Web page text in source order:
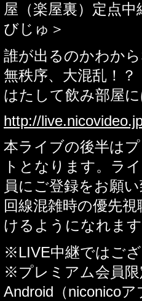
屋（楽屋裏）定点
びじゅ＞
誰が出るのかわか
無秩序、大混乱！？
はたして飲み部屋
http://
本ライブの後半は
トとなります。ラ
員にご登録をお願
回線混雑時の優先
けるようになれます
※LIVE中継ではござ
※プレミアム会員限
Android（niconico